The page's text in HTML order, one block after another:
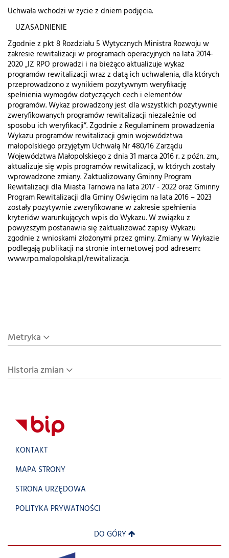
Uchwała wchodzi w życie z dniem podjęcia.
UZASADNIENIE
Zgodnie z pkt 8 Rozdziału 5 Wytycznych Ministra Rozwoju w
zakresie rewitalizacji w programach operacyjnych na lata 2014-
2020 „IZ RPO prowadzi i na bieżąco aktualizuje wykaz
programów rewitalizacji wraz z datą ich uchwalenia, dla których
przeprowadzono z wynikiem pozytywnym weryfikację
spełnienia wymogów dotyczących cech i elementów
programów. Wykaz prowadzony jest dla wszystkich pozytywnie
zweryfikowanych programów rewitalizacji niezależnie od
sposobu ich weryfikacji”. Zgodnie z Regulaminem prowadzenia
Wykazu programów rewitalizacji gmin województwa
małopolskiego przyjętym Uchwałą Nr 480/16 Zarządu
Województwa Małopolskiego z dnia 31 marca 2016 r. z późn. zm.,
aktualizuje się wpis programów rewitalizacji, w których zostały
wprowadzone zmiany. Zaktualizowany Gminny Program
Rewitalizacji dla Miasta Tarnowa na lata 2017 - 2022 oraz Gminny
Program Rewitalizacji dla Gminy Oświęcim na lata 2016 – 2023
zostały pozytywnie zweryfikowane w zakresie spełnienia
kryteriów warunkujących wpis do Wykazu. W związku z
powyższym postanawia się zaktualizować zapisy Wykazu
zgodnie z wnioskami złożonymi przez gminy. Zmiany w Wykazie
podlegają publikacji na stronie internetowej pod adresem:
www.rpo.malopolska.pl/rewitalizacja.
Metryka
Historia zmian
KONTAKT
MAPA STRONY
STRONA URZĘDOWA
POLITYKA PRYWATNOŚCI
DO GÓRY